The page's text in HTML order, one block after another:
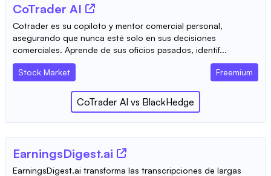
CoTrader AI
Cotrader es su copiloto y mentor comercial personal,
asegurando que nunca esté solo en sus decisiones
comerciales. Aprende de sus oficios pasados, identif...
Stock Market Freemium
CoTrader AI vs BlackHedge
EarningsDigest.ai
EarningsDigest.ai transforma las transcripciones de largas